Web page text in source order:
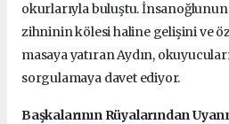
okurlarıyla buluştu.
zihninin kölesi haline gelişini ve
masaya yatıran Aydın,
sorgulamaya davet ediyor.
Başkalarının Rüyalarından